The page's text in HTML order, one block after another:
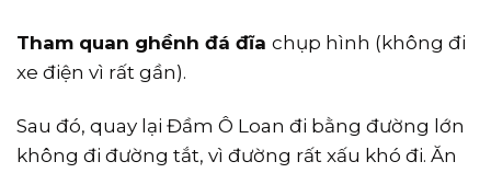
Tham quan ghềnh đá đĩa chụp hình (không đi
xe điện vì rất gần).
Sau đó, quay lại Đầm Ô Loan đi bằng đường lớn
không đi đường tắt, vì đường rất xấu khó đi. Ăn